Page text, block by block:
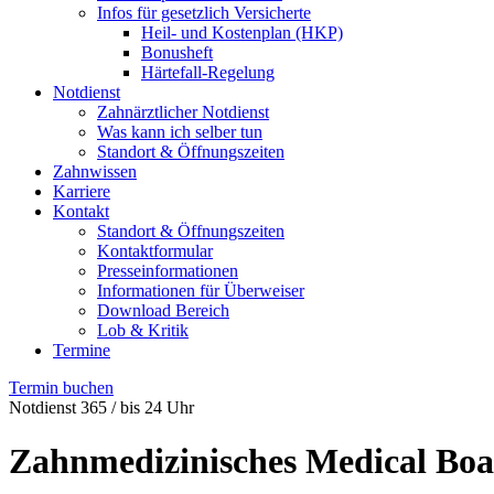
Infos für gesetzlich Versicherte
Heil- und Kostenplan (HKP)
Bonusheft
Härtefall-Regelung
Notdienst
Zahnärztlicher Notdienst
Was kann ich selber tun
Standort & Öffnungszeiten
Zahnwissen
Karriere
Kontakt
Standort & Öffnungszeiten
Kontaktformular
Presseinformationen
Informationen für Überweiser
Download Bereich
Lob & Kritik
Termine
Termin buchen
Notdienst 365 / bis 24 Uhr
Zahnmedizinisches Medical